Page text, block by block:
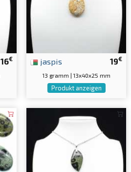
16€ 19€
jaspis
13 gramm | 13x40x25 mm
Produkt anzeigen